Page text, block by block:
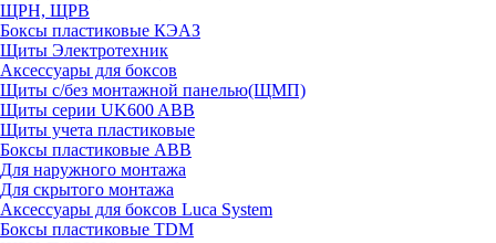
ЩРН, ЩРВ
Боксы пластиковые КЭАЗ
Щиты Электротехник
Аксессуары для боксов
Щиты с/без монтажной панелью(ЩМП)
Щиты серии UK600 ABB
Щиты учета пластиковые
Боксы пластиковые ABB
Для наружного монтажа
Для скрытого монтажа
Аксессуары для боксов Luca System
Боксы пластиковые TDM